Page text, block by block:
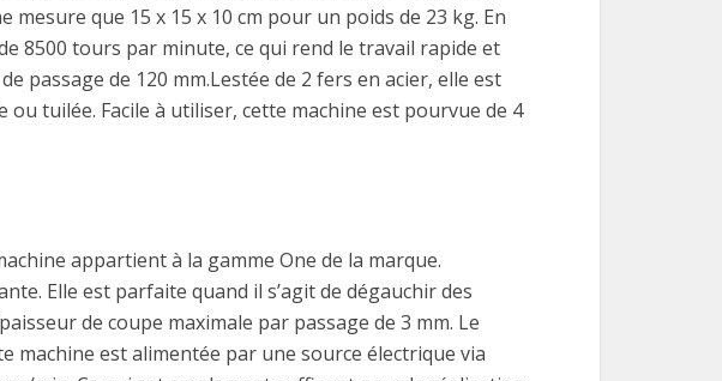
mesure que 15 x 15 x 10 cm pour un poids de 23 kg. En
8500 tours par minute, ce qui rend le travail rapide et
passage de 120 mm.Lestée de 2 fers en acier, elle est
tuilée. Facile à utiliser, cette machine est pourvue de 4
appartient à la gamme One de la marque.
Elle est parfaite quand il s’agit de dégauchir des
de coupe maximale par passage de 3 mm. Le
machine est alimentée par une source électrique via